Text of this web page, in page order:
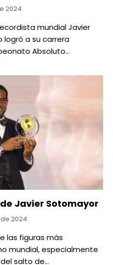
2024
mundial Javier
logró a su carrera
Absoluto…
Javier Sotomayor
2024
las figuras más
mundial, especialmente
salto de…